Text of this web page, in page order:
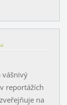
vášnivý
reportážích
na